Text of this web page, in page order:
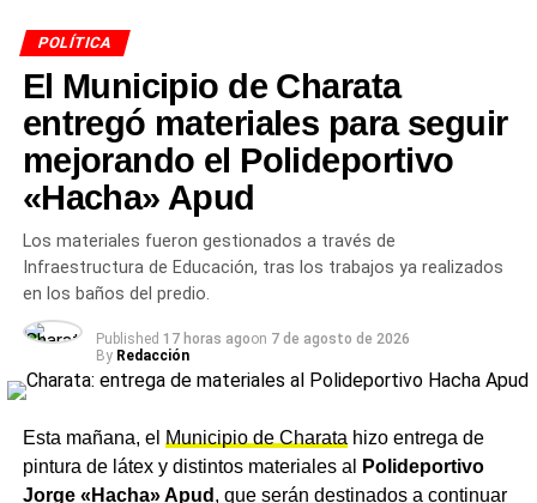
Qué tienen que hacer los
vecinos antes del martes
La acción concreta que el municipio le pide a cada familia
es simple:sacar a la vereda todo lo que no sirva y
ocupe espacio
— escombros de obra,
muebles en desuso, materiales varios. El equipo
municipal lo retira durante el operativo. Lo que no esté en
vereda el día del trabajo no podrá ser retirado en esa
instancia.
Es también una oportunidad para liberar terrenos y
fondos de escombros que se acumulan durante el año y
Más barrios en los próximos
POLÍTICA
El Municipio de Charata
entregó materiales para seguir
mejorando el Polideportivo
«Hacha» Apud
Los materiales fueron gestionados a través de
Infraestructura de Educación, tras los trabajos ya realizados
en los baños del predio.
Published 17 horas agoon 7 de agosto de 2026
By Redacción
Esta mañana, el Municipio de Charata hizo entrega de
pintura de látex y distintos materiales al
Polideportivo
Jorge «Hacha» Apud , que serán destinados a continuar